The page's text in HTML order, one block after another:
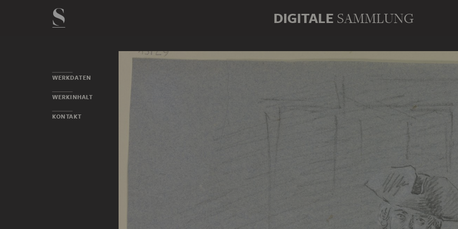
DIGITALE SAMMLUNG
WERKDATEN
WERKINHALT
KONTAKT